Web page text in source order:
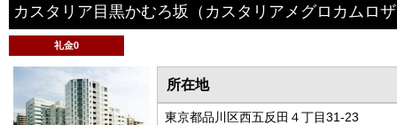
カスタリア目黒かむろ坂 （カスタリアメグロカムロ
礼金0
所在地
東京都品川区西五反田４丁目31-23